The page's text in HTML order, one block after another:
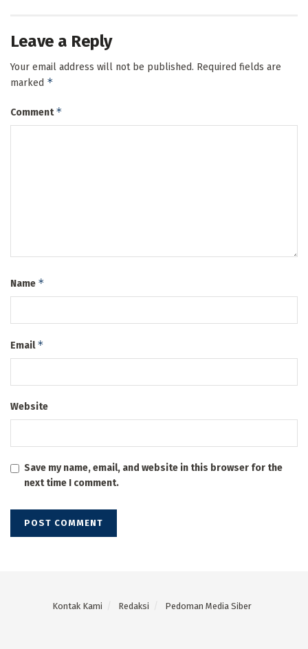
Leave a Reply
Your email address will not be published. Required fields are
marked *
Comment*
Name *
Email*
Website
Save my name, email, and website in this browser for the
next time I comment.
Kontak Kami Redaksi Pedoman Media Siber